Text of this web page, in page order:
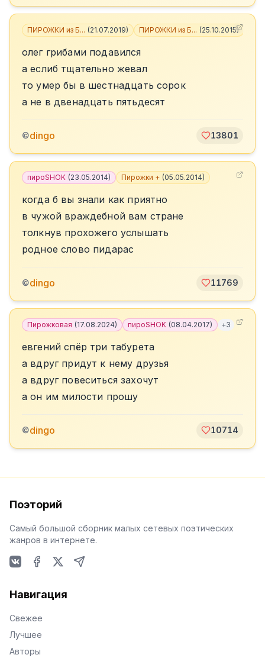
ПИРОЖКИ из Б... (21.07.2019) ПИРОЖКИ из Б... (25.10.2015)
олег грибами подавился
а еслиб тщательно жевал
то умер бы в шестнадцать сорок
а не в двенадцать пятьдесят
©dingo 13801
пироSHOK (23.05.2014) Пирожки + (05.05.2014)
когда б вы знали как приятно
в чужой враждебной вам стране
толкнув прохожего услышать
родное слово пидарас
©dingo 11769
Пирожковая (17.08.2024) пироSHOK (08.04.2017) +3
евгений спёр три табурета
а вдруг придут к нему друзья
а вдруг повеситься захочут
а он им милости прошу
©dingo 10714
Поэторий
Самый большой сборник малых сетевых поэтических
жанров в интернете.
Навигация
Свежее
Лучшее
Авторы